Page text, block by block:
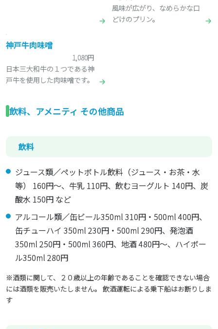
風味が広がり、なめらかな口
どけのプリン。
神戸牛肉味噌
1,080円
日本三大和牛の１つである神
戸牛を使用した肉味噌です。
飲料、アメニティ その他商品
飲料
ジュース類／ペットボトル飲料（ジュース・お茶・水
等） 160円～、牛乳 110円、飲むヨーグルト 140円、炭
酸水 150円 など
アルコール類／缶ビール350ml 310円・500ml 400円、
缶チューハイ 350ml 230円・500ml 290円、発泡酒
350ml 250円・500ml 360円、地酒 480円～、ハイボー
ル350ml 280円
※酒類に関して、２０歳以上の年齢であることを確認できない場合
には酒類を販売いたしません。 飲酒運転による乗下船はお断りしま
す